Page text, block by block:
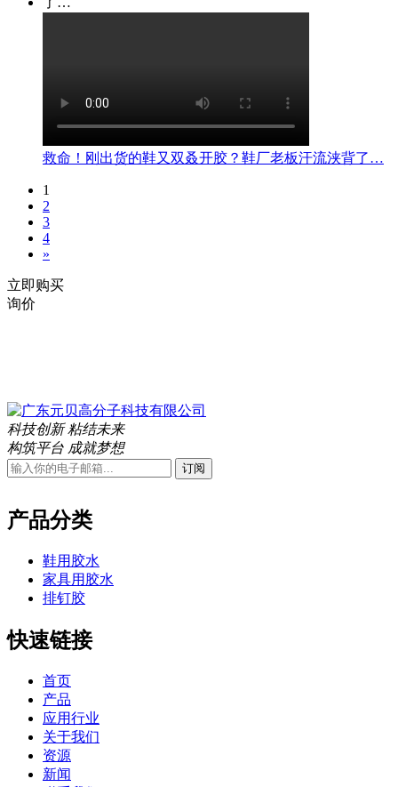
救命！刚出货的鞋又双叒开胶？鞋厂老板汗流浃背了…
1
2
3
4
»
立即购买
询价
科技创新 粘结未来
构筑平台 成就梦想
订阅
产品分类
鞋用胶水
家具用胶水
排钉胶
快速链接
首页
产品
应用行业
关于我们
资源
新闻